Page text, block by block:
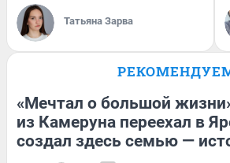
Татьяна Зарва
«Мечтал о большой
из Камеруна переехал в
создал здесь семью —